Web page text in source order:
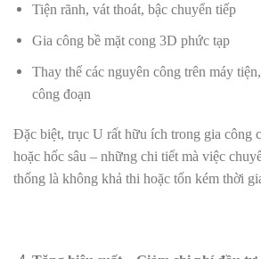
Tiện rãnh, vát thoát, bậc chuyển tiếp
Gia công bề mặt cong 3D phức tạp
Thay thế các nguyên công trên máy
công đoạn
Đặc biệt, trục U rất hữu ích trong gia công
hoặc hốc sâu – những chi tiết mà việc
thống là không khả thi hoặc tốn kém thời